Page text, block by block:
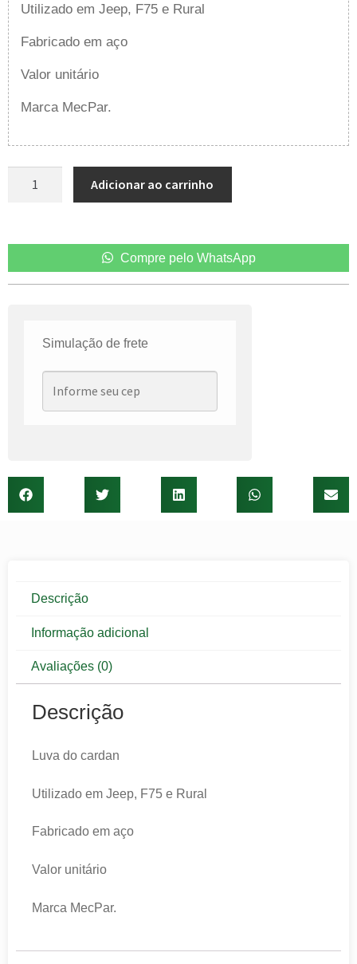
Utilizado em Jeep, F75 e Rural
Fabricado em aço
Valor unitário
Marca MecPar.
Adicionar ao carrinho
Compre pelo WhatsApp
Simulação de frete
Descrição
Informação adicional
Avaliações (0)
Descrição
Luva do cardan
Utilizado em Jeep, F75 e Rural
Fabricado em aço
Valor unitário
Marca MecPar.